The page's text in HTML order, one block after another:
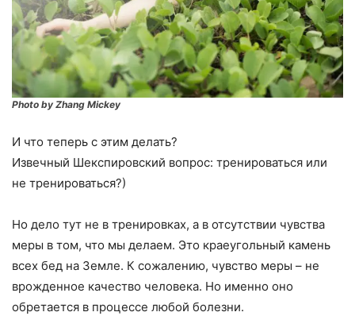
Photo by Zhang Mickey
И что теперь с этим делать?
Извечный Шекспировский вопрос: тренироваться или
не тренироваться?)
Но дело тут не в тренировках, а в отсутствии чувства
меры в том, что мы делаем. Это краеугольный камень
всех бед на Земле. К сожалению, чувство меры – не
врожденное качество человека. Но именно оно
обретается в процессе любой болезни.